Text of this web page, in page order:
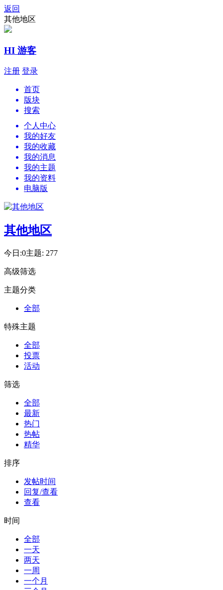
返回
其他地区
HI 游客
注册 登录
首页
版块
搜索
个人中心
我的好友
我的收藏
我的消息
我的主题
我的资料
电脑版
其他地区
今日:0主题: 277
高级筛选
主题分类
全部
特殊主题
全部
投票
活动
筛选
全部
最新
热门
热帖
精华
排序
发帖时间
回复/查看
查看
时间
全部
一天
两天
一周
一个月